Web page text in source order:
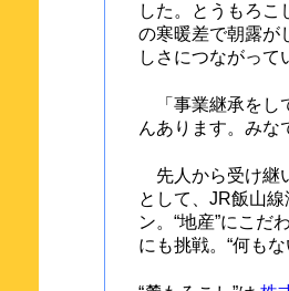
した。とうもろこ
の寒暖差で朝露が
しさにつながって
「事業継承をし
んあります。みな
先人から受け継
として、JR飯山
ン。“地産”にこだ
にも挑戦。“何も